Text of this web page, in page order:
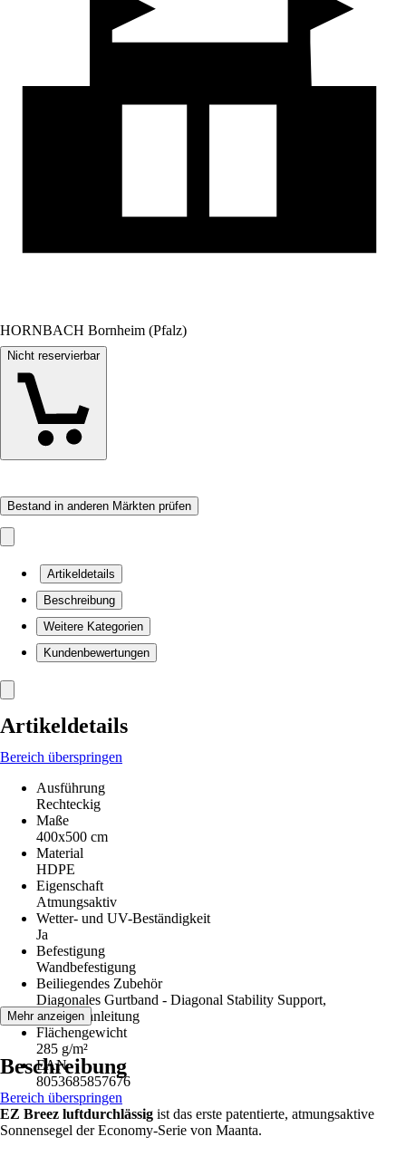
HORNBACH Bornheim (Pfalz)
Nicht reservierbar
Bestand in anderen Märkten prüfen
Artikeldetails
Beschreibung
Weitere Kategorien
Kundenbewertungen
Artikeldetails
Bereich überspringen
Ausführung
Rechteckig
Maße
400x500 cm
Material
HDPE
Eigenschaft
Atmungsaktiv
Wetter- und UV-Beständigkeit
Ja
Befestigung
Wandbefestigung
Beiliegendes Zubehör
Diagonales Gurtband - Diagonal Stability Support,
Montageanleitung
Flächengewicht
285 g/m²
EAN
8053685857676
Mehr anzeigen
Beschreibung
Bereich überspringen
EZ Breez luftdurchlässig ist das erste patentierte, atmungsaktive
Sonnensegel der Economy-Serie von Maanta.